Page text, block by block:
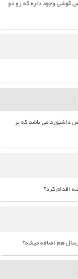
مخصوص گوشی وجود داره که رو دو
:
داشبورد می باشد که بر
اقدام كرد؟
هم اضافه ميشه؟
: